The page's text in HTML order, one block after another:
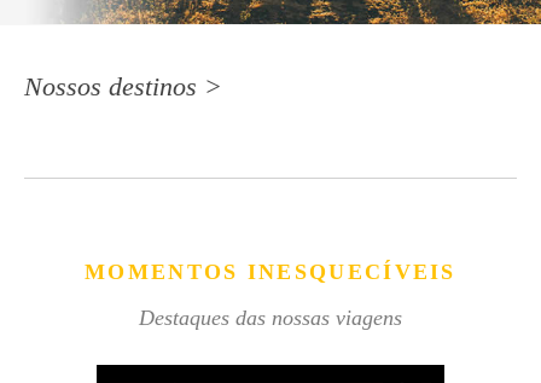
Nossos destinos >
MOMENTOS INESQUECÍVEIS
Destaques das nossas viagens